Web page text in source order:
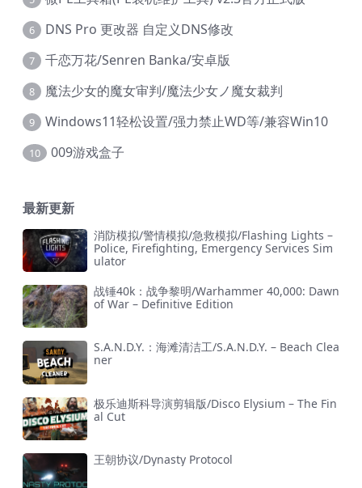
6 DNS Pro 更改器 自定义DNS修改
7 千恋万花/Senren Banka/安卓版
8 魔法少女的魔女审判/魔法少女ノ魔女裁判
9 Windows11轻松设置/强力禁止WD等/兼容Win10
10 009游戏盒子
最新更新
消防模拟/警情模拟/急救模拟/Flashing Lights –
Police, Firefighting, Emergency Services Sim
ulator
战锤40k：战争黎明/Warhammer 40,000: Dawn
of War – Definitive Edition
S.A.N.D.Y.：海滩清洁工/S.A.N.D.Y. – Beach Clea
ner
极乐迪斯科导演剪辑版/Disco Elysium – The Fin
al Cut
王朝协议/Dynasty Protocol